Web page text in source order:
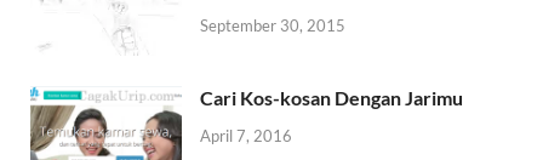
September 30, 2015
Cari Kos-kosan Dengan Jarimu
April 7, 2016